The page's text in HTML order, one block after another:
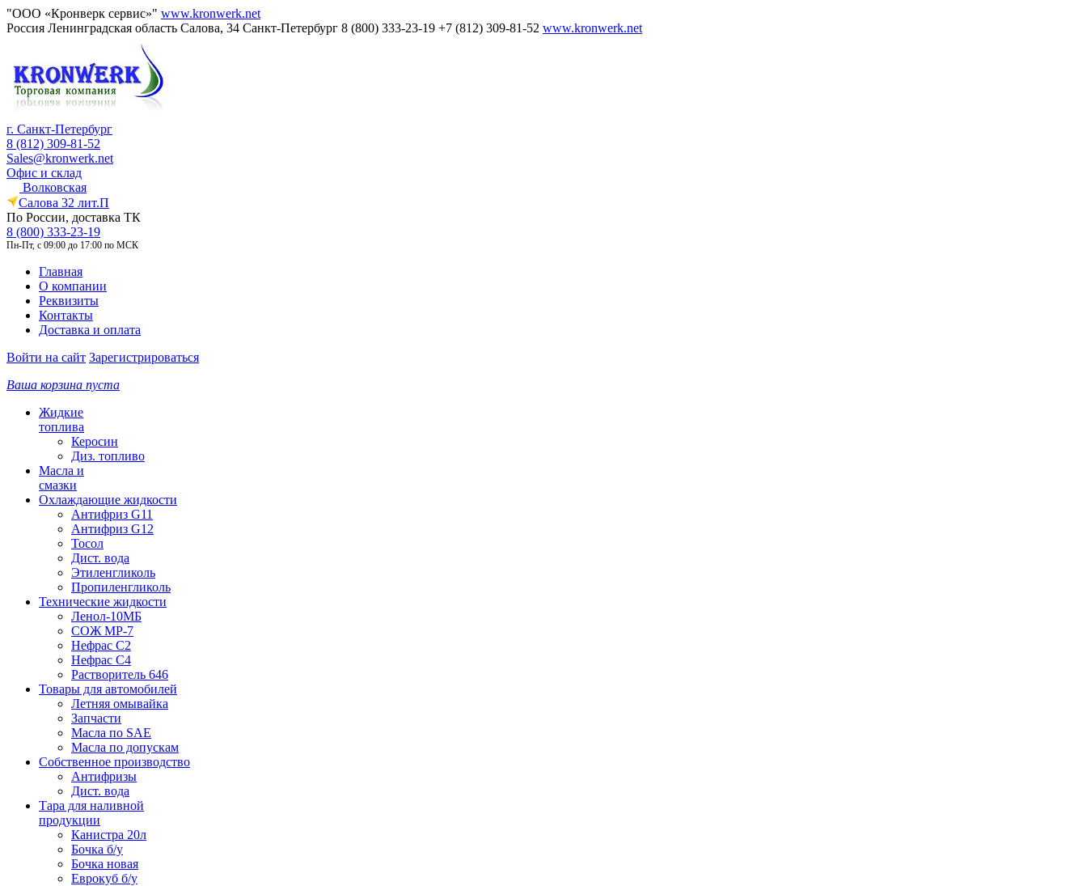
"ООО «Кронверк сервис»" www.kronwerk.net
Россия Ленинградская область Салова, 34 Санкт-Петербург 8 (800) 333-23-19 +7 (812) 309-81-52 www.kronwerk.net
г. Санкт-Петербург
8 (812) 309-81-52
Sales@kronwerk.net
Офис и склад
Волковская
Салова 32 лит.П
По России, доставка ТК
8 (800) 333-23-19
Пн-Пт, с 09:00 до 17:00 по МСК
Главная
О компании
Реквизиты
Контакты
Доставка и оплата
Войти на сайт Зарегистрироваться
Ваша корзина пуста
Жидкие
топлива
Керосин
Диз. топливо
Масла и
смазки
Охлаждающие жидкости
Антифриз G11
Антифриз G12
Тосол
Дист. вода
Этиленгликоль
Пропиленгликоль
Технические жидкости
Ленол-10МБ
СОЖ МР-7
Нефрас С2
Нефрас С4
Растворитель 646
Товары для автомобилей
Летняя омывайка
Запчасти
Масла по SAE
Масла по допускам
Собственное производство
Антифризы
Дист. вода
Тара для наливной
продукции
Канистра 20л
Бочка б/у
Бочка новая
Еврокуб б/у